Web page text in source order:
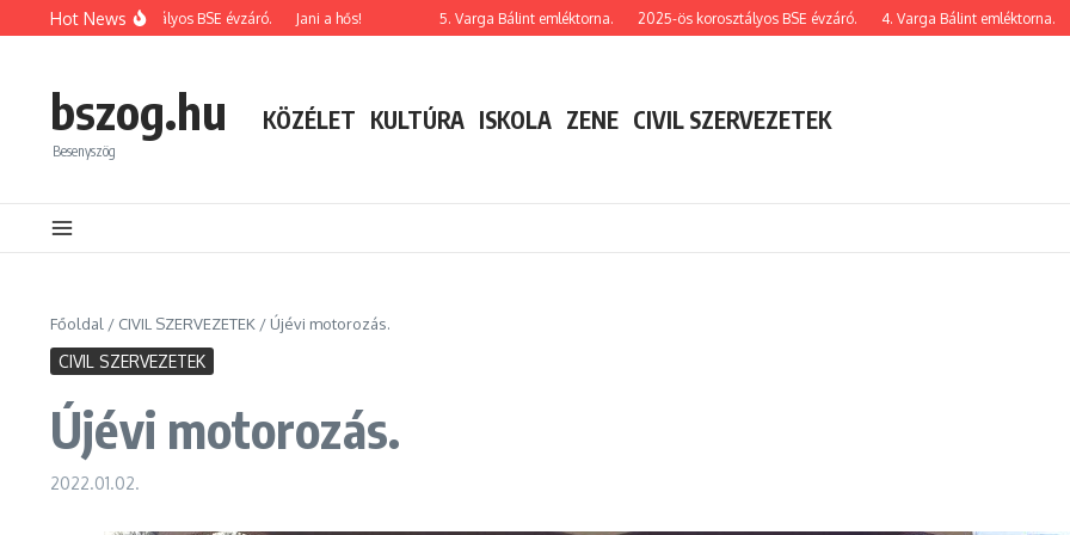
Ugrás a tartalomhoz
Hot News
2026-os korosztályos BSE évzáró. Jani a hős! 5. Varga Bálint emléktorna. 2025-ös korosztályos BSE évzáró. 4. Varga Bálint emléktorna.
bszog.hu
Besenyszög
KÖZÉLET KULTÚRA ISKOLA ZENE CIVIL SZERVEZETEK
Főoldal / CIVIL SZERVEZETEK / Újévi motorozás.
CIVIL SZERVEZETEK
Újévi motorozás.
2022.01.02.